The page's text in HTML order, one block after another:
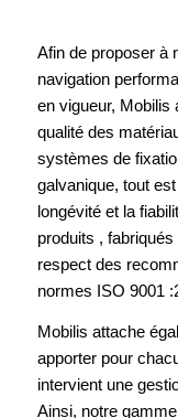
Afin de proposer à
navigation
en vigueur, Mobilis
qualité des
systèmes de
galvanique, tout
longévité et la
produits ,
respect des
normes ISO 9001
Mobilis attache
apporter pour
intervient une
Ainsi, notre